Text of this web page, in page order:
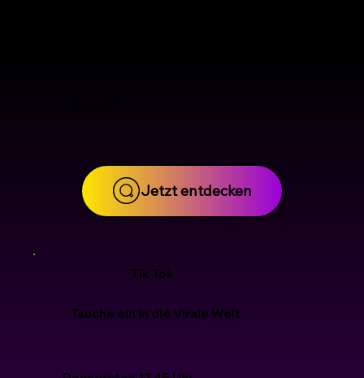
Jetzt entdecken
Tik Tok
Tauche ein in die Virale Welt